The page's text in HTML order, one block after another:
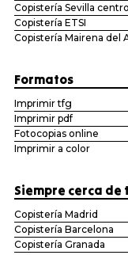
Copistería Sevilla centro
Copistería ETSI
Copistería Mairena del
Formatos
Imprimir tfg
Imprimir pdf
Fotocopias online
Imprimir a color
Siempre cerca de
Copistería Madrid
Copistería Barcelona
Copistería Granada